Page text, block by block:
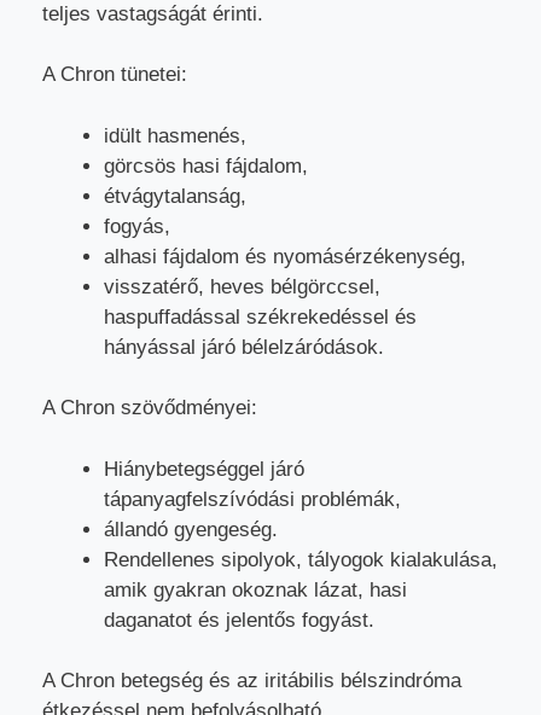
teljes vastagságát érinti.
A Chron tünetei:
idült hasmenés,
görcsös hasi fájdalom,
étvágytalanság,
fogyás,
alhasi fájdalom és nyomásérzékenység,
visszatérő, heves bélgörccsel,
haspuffadással székrekedéssel és
hányással járó bélelzáródások.
A Chron szövődményei:
Hiánybetegséggel járó
tápanyagfelszívódási problémák,
állandó gyengeség.
Rendellenes sipolyok, tályogok kialakulása,
amik gyakran okoznak lázat, hasi
daganatot és jelentős fogyást.
A Chron betegség és az iritábilis bélszindróma